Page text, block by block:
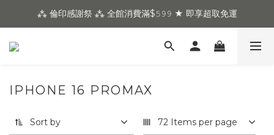
⁂ 倫印感謝祭 ⁂ 全館消費滿$𝟻𝟿𝟿 ★ 即享超取免運
IPHONE 16 PROMAX
Sort by 72 Items per page